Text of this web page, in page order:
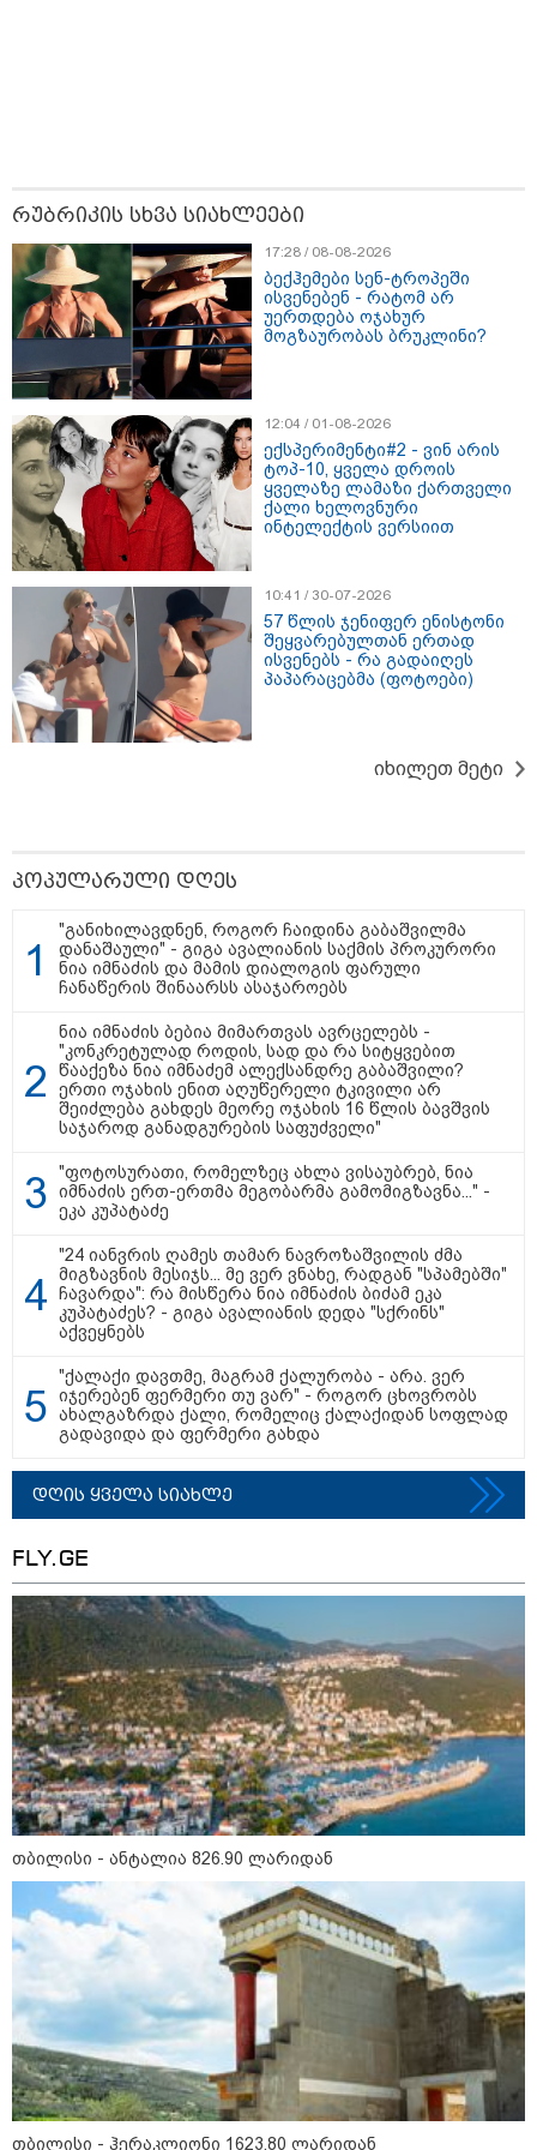
11:13 / 05-08-2026
Hisense წარმოგიდგენთ გზავნილს "ინოვაციები
უკეთესი ცხოვრებისათვის" FIFA-ს 2026 წლის
მსოფლიო ჩემპიონატზე™
15:49 / 06-08-2026
შეიძინე ალდაგის სამოგზაურო დაზღვევა და
11:36 / 08-08-2026
წელიწადნახევარში საქართველოში 164
ადამიანი დაიკარგა - 57 პირს ამ დრომდე
ეძებენ
17:32 / 09-08-2026
კიდევ ერთ დაკარგულს ოჯახი
10 წელია ეძებს - რას ამბობს 26
წლის ახალაგაზრდის დედა?
17:12 / 09-08-2026
უნცია ოქრო დღიურად 101
დოლარით გაძვირდა - რა ღირს
გრამი საქართველოში?
16:49 / 09-08-2026
ქუთაისში, ბრალდებული
დაზარალებულის ბინაში შეიჭრა
და შეეცადა ოქროს
სამკაულების დაუფლებას -
დეტალებს პროკურატურა
ასაჯაროებს
16:06 / 09-08-2026
"ტრაგედიამდე ალექსანდრე
გაბაშვილი ChatGPT-ის აწვდის
თავისი ელექტროშოკის
ინფორმაციებს და ეუბნება:
გათიშავს თუ არა პიროვნებას,
თან ეუბნება, დაივიწყე, რაც
გითხარი" - გიგა ავალიანის
დედა
რუბრიკის სხვა სიახლეები
17:28 / 08-08-2026
ბექჰემები სენ-ტროპეში
ისვენებენ - რატომ არ
უერთდება ოჯახურ
მოგზაურობას ბრუკლინი?
12:04 / 01-08-2026
ექსპერიმენტი#2 - ვინ არის
ტოპ-10, ყველა დროის
ყველაზე ლამაზი ქართველი
ქალი ხელოვნური
ინტელექტის ვერსიით
10:41 / 30-07-2026
57 წლის ჯენიფერ ენისტონი
შეყვარებულთან ერთად
ისვენებს - რა გადაიღეს
პაპარაცებმა (ფოტოები)
იხილეთ მეტი
პოპულარული დღეს
"განიხილავდნენ, როგორ ჩაიდინა გაბაშვილმა
დანაშაული" - გიგა ავალიანის საქმის პროკურორი
ნია იმნაძის და მამის დიალოგის ფარული
ჩანაწერის შინაარსს ასაჯაროებს
ნია იმნაძის ბებია მიმართვას ავრცელებს -
"კონკრეტულად როდის, სად და რა სიტყვებით
წააქეზა ნია იმნაძემ ალექსანდრე გაბაშვილი?
ერთი ოჯახის ენით აღუწერელი ტკივილი არ
შეიძლება გახდეს მეორე ოჯახის 16 წლის ბავშვის
საჯაროდ განადგურების საფუძველი"
"ფოტოსურათი, რომელზეც ახლა ვისაუბრებ, ნია
იმნაძის ერთ-ერთმა მეგობარმა გამომიგზავნა..." -
ეკა კუპატაძე
"24 იანვრის ღამეს თამარ ნავროზაშვილის ძმა
მიგზავნის მესიჯს... მე ვერ ვნახე, რადგან "სპამებში"
ჩავარდა": რა მისწერა ნია იმნაძის ბიძამ ეკა
კუპატაძეს? - გიგა ავალიანის დედა "სქრინს"
აქვეყნებს
"ქალაქი დავთმე, მაგრამ ქალურობა - არა. ვერ
იჯერებენ ფერმერი თუ ვარ" - როგორ ცხოვრობს
ახალგაზრდა ქალი, რომელიც ქალაქიდან სოფლად
გადავიდა და ფერმერი გახდა
დღის ყველა სიახლე
FLY.GE
თბილისი - ანტალია 826.90 ლარიდან
თბილისი - ჰერაკლიონი 1623.80 ლარიდან